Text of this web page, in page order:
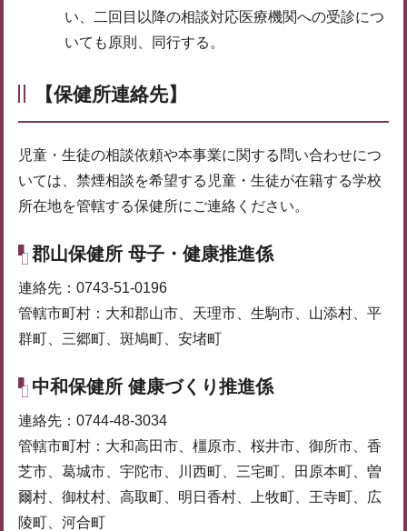
い、二回目以降の相談対応医療機関への受診につ
いても原則、同行する。
【保健所連絡先】
児童・生徒の相談依頼や本事業に関する問い合わせにつ
いては、禁煙相談を希望する児童・生徒が在籍する学校
所在地を管轄する保健所にご連絡ください。
郡山保健所 母子・健康推進係
連絡先：0743-51-0196
管轄市町村：大和郡山市、天理市、生駒市、山添村、平
群町、三郷町、斑鳩町、安堵町
中和保健所 健康づくり推進係
連絡先：0744-48-3034
管轄市町村：大和高田市、橿原市、桜井市、御所市、香
芝市、葛城市、宇陀市、川西町、三宅町、田原本町、曽
爾村、御杖村、高取町、明日香村、上牧町、王寺町、広
陵町、河合町